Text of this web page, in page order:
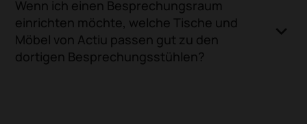
Wenn ich einen Besprechungsraum
einrichten möchte, welche Tische und
Möbel von Actiu passen gut zu den
dortigen Besprechungsstühlen?